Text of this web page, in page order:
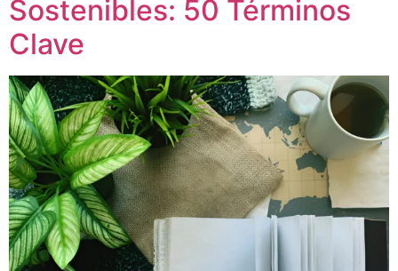
Sostenibles: 50 Términos
Clave